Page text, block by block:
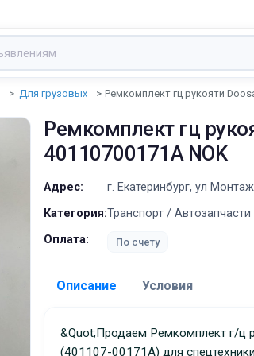
Для грузовых Ремкомплект гц рукояти
Ремкомплект гц
40110700171A NOK
Адрес: г. Екатеринбург, ул
Категория:Транспорт /
Оплата:
По счету
Описание Условия
&quot;Продаем Ремкомплект г/ц рукояти K9001901
(401107-00171A) для спецтехники
Доставка: